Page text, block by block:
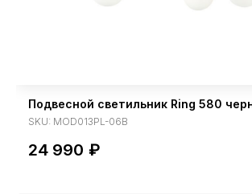
Подвесной светильник Ring 580
SKU: MOD013PL-06B
24 990 ₽